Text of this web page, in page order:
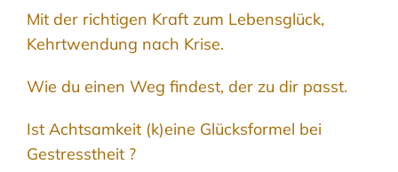
Mit der richtigen Kraft zum Lebensglück,
Kehrtwendung nach Krise.
Wie du einen Weg findest, der zu dir passt.
Ist Achtsamkeit (k)eine Glücksformel bei
Gestresstheit ?